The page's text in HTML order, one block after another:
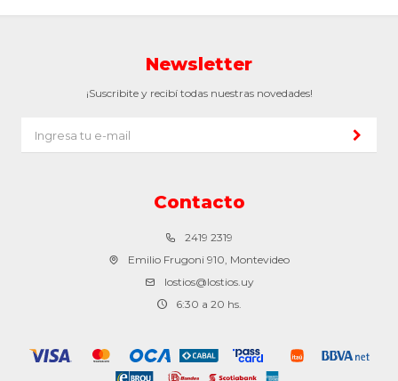
Contacto
2419 2319
Emilio Frugoni 910, Montevideo
lostios@lostios.uy
6:30 a 20 hs.
Newsletter
¡Suscribite y recibí todas nuestras novedades!